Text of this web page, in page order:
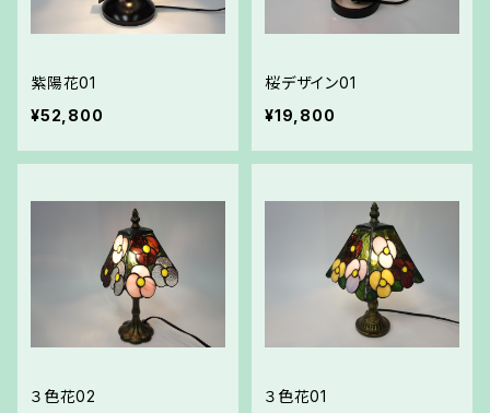
紫陽花01
¥52,800
桜デザイン01
¥19,800
３色花02
３色花01